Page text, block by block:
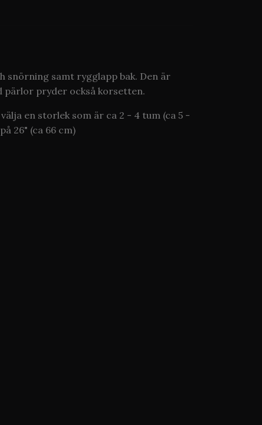
snörning samt rygglapp bak. Den är
pärlor pryder också korsetten.
en storlek som är ca 2 - 4 tum (ca 5 -
26" (ca 66 cm)